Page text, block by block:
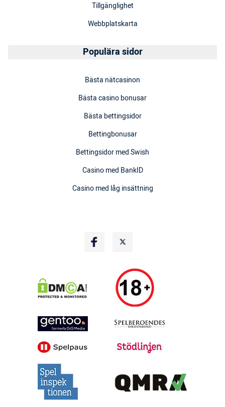
Tillgänglighet
Webbplatskarta
Populära sidor
Bästa nätcasinon
Bästa casino bonusar
Bästa bettingsidor
Bettingbonusar
Bettingsidor med Swish
Casino med BankID
Casino med låg insättning